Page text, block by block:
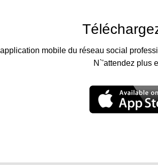
mobile du réseau social
N`'attendez plus